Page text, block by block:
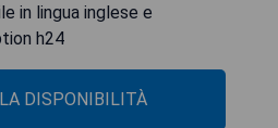
in lingua inglese e
h24
DISPONIBILITÀ